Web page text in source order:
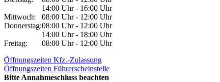
14:00 Uhr - 16:00 Uhr
Mittwoch:
08:00 Uhr - 12:00 Uhr
Donnerstag:08:00 Uhr - 12:00 Uhr
14:00 Uhr - 18:00 Uhr
Freitag:
08:00 Uhr - 12:00 Uhr
Öffnungszeiten Kfz.-Zulassung
Öffnungszeiten Führerscheinstelle
Bitte Annahmeschluss beachten